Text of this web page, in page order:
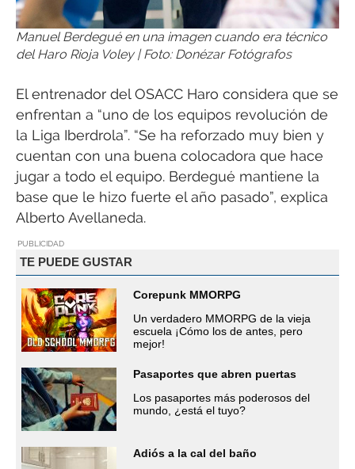
Manuel Berdegué en una imagen cuando era técnico
del Haro Rioja Voley | Foto: Donézar Fotógrafos
El entrenador del OSACC Haro considera que se
enfrentan a “uno de los equipos revolución de
la Liga Iberdrola”. “Se ha reforzado muy bien y
cuentan con una buena colocadora que hace
jugar a todo el equipo. Berdegué mantiene la
base que le hizo fuerte el año pasado”, explica
Alberto Avellaneda.
PUBLICIDAD
TE PUEDE GUSTAR
Corepunk MMORPG
Un verdadero MMORPG de la vieja
escuela ¡Cómo los de antes, pero
mejor!
Pasaportes que abren puertas
Los pasaportes más poderosos del
mundo, ¿está el tuyo?
Adiós a la cal del baño